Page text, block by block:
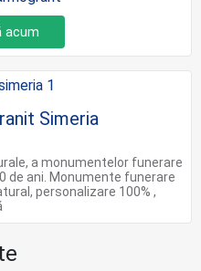
acum
Simeria
a monumentelor funerare
de ani. Monumente funerare
personalizare 100% ,